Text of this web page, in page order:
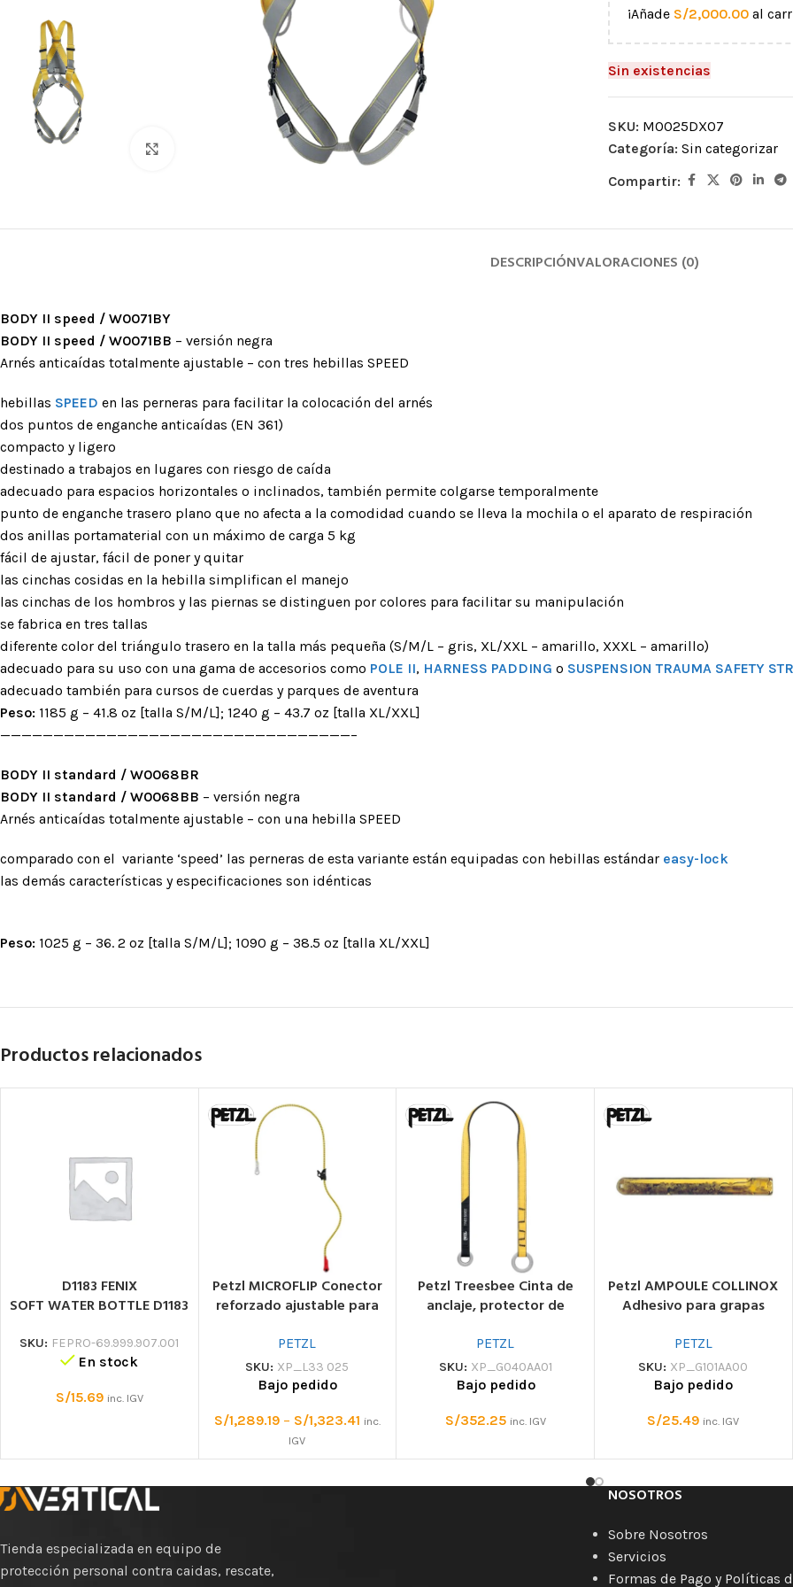
posicionamiento
CONECTORES
Mosquetones de
BLOQUEADORES Y
ASCENDEDORES
Bloqueadores de mano
Bloqueadores de pecho
Bloqueadores de pie
de tracción
DISPOSITIVOS DE ANCLAJE
Chapas placas y pernos
Giratorios
DE AMARRE
Prusiks
¡Añade S/2,000.00 al
Sin existencias
SKU: M0025DX07
Categoría: Sin categorizar
Compartir:
DESCRIPCIÓNVALORACIONES (0)
BODY II speed / W0071BY
BODY II speed / W0071BB – versión negra
Arnés anticaídas totalmente ajustable – con tres hebillas SPEED
hebillas SPEED en las perneras para facilitar la colocación del arnés
dos puntos de enganche anticaídas (EN 361)
compacto y ligero
destinado a trabajos en lugares con riesgo de caída
adecuado para espacios horizontales o inclinados, también permite colgarse temporalmente
punto de enganche trasero plano que no afecta a la comodidad cuando se lleva la mochila o el aparato de respiración
dos anillas portamaterial con un máximo de carga 5 kg
fácil de ajustar, fácil de poner y quitar
las cinchas cosidas en la hebilla simplifican el manejo
las cinchas de los hombros y las piernas se distinguen por colores para facilitar su manipulación
se fabrica en tres tallas
diferente color del triángulo trasero en la talla más pequeña (S/M/L – gris, XL/XXL – amarillo, XXXL – amarillo)
adecuado para su uso con una gama de accesorios como POLE II, HARNESS PADDING o SUSPENSION TRAUMA SAFETY
adecuado también para cursos de cuerdas y parques de aventura
Peso: 1185 g – 41.8 oz [talla S/M/L]; 1240 g – 43.7 oz [talla XL/XXL]
—————————————————————————————————–
BODY II standard / W0068BR
BODY II standard / W0068BB – versión negra
Arnés anticaídas totalmente ajustable – con una hebilla SPEED
comparado con el variante ‘speed’ las perneras de esta variante están equipadas con hebillas estándar easy-lock
las demás características y especificaciones son idénticas
Peso: 1025 g – 36. 2 oz [talla S/M/L]; 1090 g – 38.5 oz [talla XL/XXL]
Productos relacionados
D1183 FENIX
SOFT WATER BOTTLE D1183
Botella suave
SKU: FEPRO-69.999.907.001
En stock
S/15.69 inc. IGV
Petzl MICROFLIP Conector
reforzado ajustable para
PETZL
SKU: XP_L33 025
Bajo pedido
S/1,289.19 – S/1,323.41 inc.
IGV
Petzl Treesbee Cinta de
anclaje, protector de
arboricultura
PETZL
SKU: XP_G040AA01
Bajo pedido
S/352.25 inc. IGV
Petzl AMPOULE COLLINOX
Adhesivo para grapas
PETZL
SKU: XP_G101AA00
Bajo pedido
S/25.49 inc. IGV
Tienda especializada en equipo de
protección personal contra caidas, rescate,
NOSOTROS
Sobre Nosotros
Servicios
Formas de Pago y Políticas